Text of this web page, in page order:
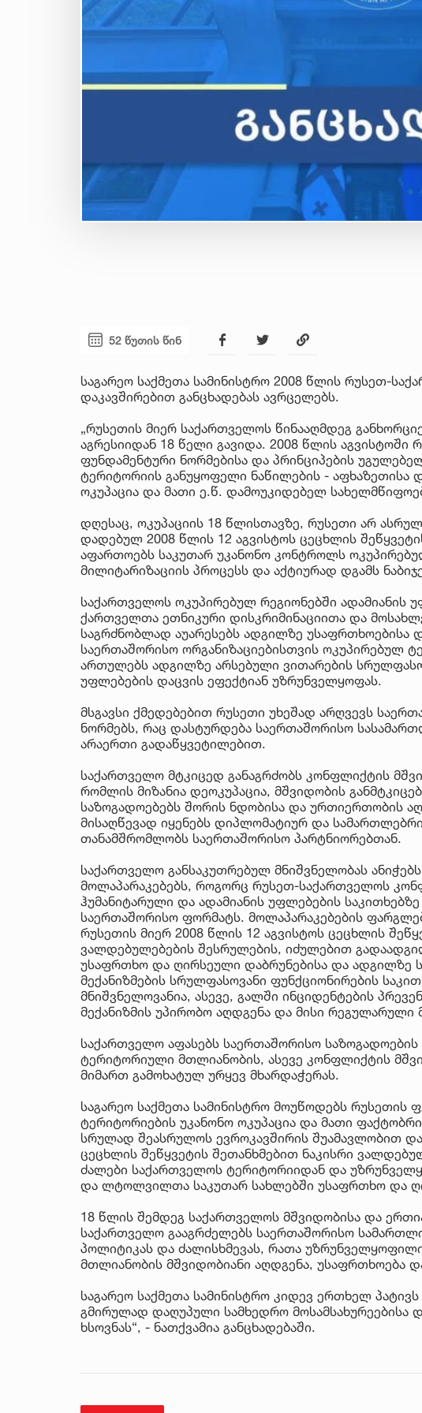
52 წუთის წინ
საგარეო საქმეთა სამინისტრო 2008 წლის რუსეთ-
დაკავშირებით განცხადებას ავრცელებს.
„რუსეთის მიერ საქართველოს წინააღმდეგ
აგრესიიდან 18 წელი გავიდა. 2008 წლის
ფუნდამენტური ნორმებისა და პრინციპების
ტერიტორიის განუყოფელი ნაწილების - აფხაზეთისა
ოკუპაცია და მათი ე.წ. დამოუკიდებელ
დღესაც, ოკუპაციის 18 წლისთავზე, რუსეთი არ
დადებულ 2008 წლის 12 აგვისტოს ცეცხლის
აფართოებს საკუთარ უკანონო კონტროლს
მილიტარიზაციის პროცესს და აქტიურად დგამს
საქართველოს ოკუპირებულ რეგიონებში ადამიანის
ქართველთა ეთნიკური დისკრიმინაციითა და
საგრძნობლად აუარესებს ადგილზე უსაფრთხოებისა
საერთაშორისო ორგანიზაციებისთვის ოკუპირებულ
ართულებს ადგილზე არსებული ვითარების
უფლებების დაცვის ეფექტიან უზრუნველყოფას.
მსგავსი ქმედებებით რუსეთი უხეშად არღვევს
ნორმებს, რაც დასტურდება საერთაშორისო
არაერთი გადაწყვეტილებით.
საქართველო მტკიცედ განაგრძობს კონფლიქტის
რომლის მიზანია დეოკუპაცია, მშვიდობის
საზოგადოებებს შორის ნდობისა და ურთიერთობის
მისაღწევად იყენებს დიპლომატიურ და
თანამშრომლობს საერთაშორისო პარტნიორებთან.
საქართველო განსაკუთრებულ მნიშვნელობას
მოლაპარაკებებს, როგორც რუსეთ-საქართველოს
ჰუმანიტარული და ადამიანის უფლებების
საერთაშორისო ფორმატს. მოლაპარაკებების
რუსეთის მიერ 2008 წლის 12 აგვისტოს ცეცხლის
ვალდებულებების შესრულების, იძულებით
უსაფრთხო და ღირსეული დაბრუნებისა და ადგილზე
მექანიზმების სრულფასოვანი ფუნქციონირების
მნიშვნელოვანია, ასევე, გალში ინციდენტების
მექანიზმის უპირობო აღდგენა და მისი რეგულარული
საქართველო აფასებს საერთაშორისო საზოგადოების
ტერიტორიული მთლიანობის, ასევე კონფლიქტის
მიმართ გამოხატულ ურყევ მხარდაჭერას.
საგარეო საქმეთა სამინისტრო მოუწოდებს რუსეთის
ტერიტორიების უკანონო ოკუპაცია და მათი
სრულად შეასრულოს ევროკავშირის შუამავლობით
ცეცხლის შეწყვეტის შეთანხმებით ნაკისრი
ძალები საქართველოს ტერიტორიიდან და
და ლტოლვილთა საკუთარ სახლებში უსაფრთხო და
18 წლის შემდეგ საქართველოს მშვიდობისა და
საქართველო გააგრძელებს საერთაშორისო
პოლიტიკას და ძალისხმევას, რათა
მთლიანობის მშვიდობიანი აღდგენა, უსაფრთხოება
საგარეო საქმეთა სამინისტრო კიდევ ერთხელ
გმირულად დაღუპული სამხედრო მოსამსახურეებისა
ხსოვნას“, - ნათქვამია განცხადებაში.